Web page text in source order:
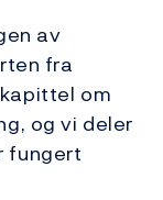
av
fra
om
og vi deler
fungert